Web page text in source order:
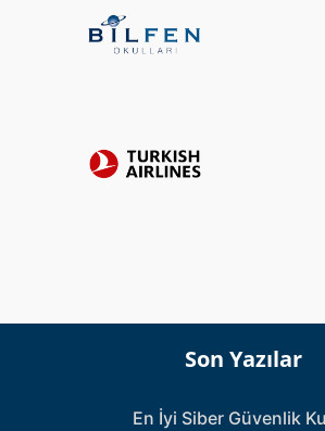
Son Yazılar
En İyi Siber Güvenlik